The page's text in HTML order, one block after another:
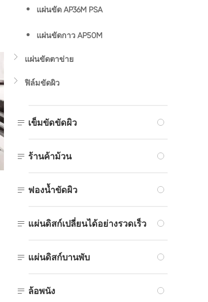
แผ่นขัด AP36M PSA
แผ่นขัดกาว AP50M
 แผ่นขัดตาข่าย
 ฟิล์มขัดผิว
 เข็มขัดขัดผิว
 ร้านค้าม้วน
 ฟองน้ำขัดผิว
 แผ่นดิสก์เปลี่ยนได้อย่างรวดเร็ว
 แผ่นดิสก์บานพับ
 ล้อพนัง